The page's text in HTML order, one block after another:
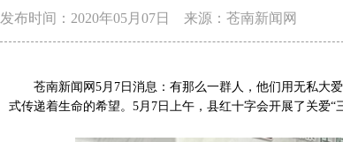
发布时间：2020年05月07日 来源：苍南新闻网
苍南新闻网5月7日消息：有那么一群人，他们用无私大
式传递着生命的希望。5月7日上午，县红十字会开展了关爱